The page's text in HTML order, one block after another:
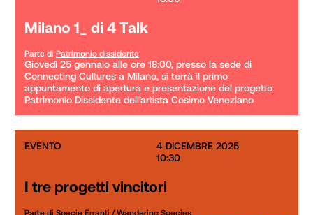
Milano 1_ di 4 Talk
Parte di Patrimonio dissidente
Giovedì 25 gennaio alle ore 18:00, presso la sede di
Connecting Cultures a Milano, si terrà il primo
appuntamento di apertura e presentazione del progetto
Patrimonio Dissidente dell’artista Cosimo Veneziano
EVENTO
4 DICEMBRE 2025
10:30
I tre progetti vincitori
Parte di Specie Erranti / Wandering Species